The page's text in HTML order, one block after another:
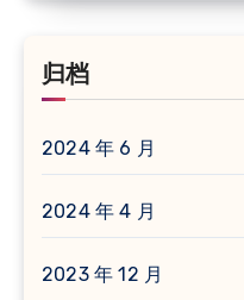
归档
2024 年 6 月
2024 年 4 月
2023 年 12 月